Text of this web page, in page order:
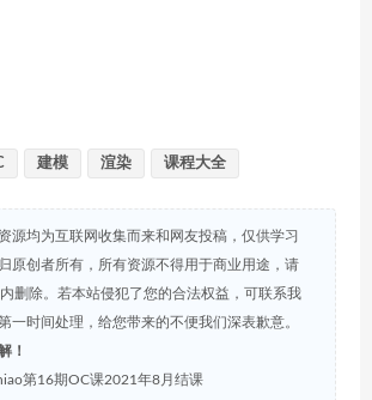
建模 渲染 课程大全
源均为互联网收集而来和网友投稿，仅供学习
原创者所有，所有资源不得用于商业用途，请
删除。若本站侵犯了您的合法权益，可联系我
一时间处理，给您带来的不便我们深表歉意。
！
第16期OC课2021年8月结课